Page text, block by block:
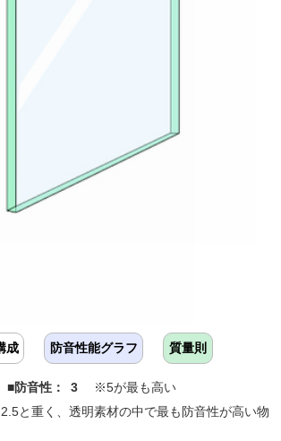
成 防音性能グラフ 質量則
■防音性： 3 ※5が最も高い
と重く、透明素材の中で最も防音性が高い物